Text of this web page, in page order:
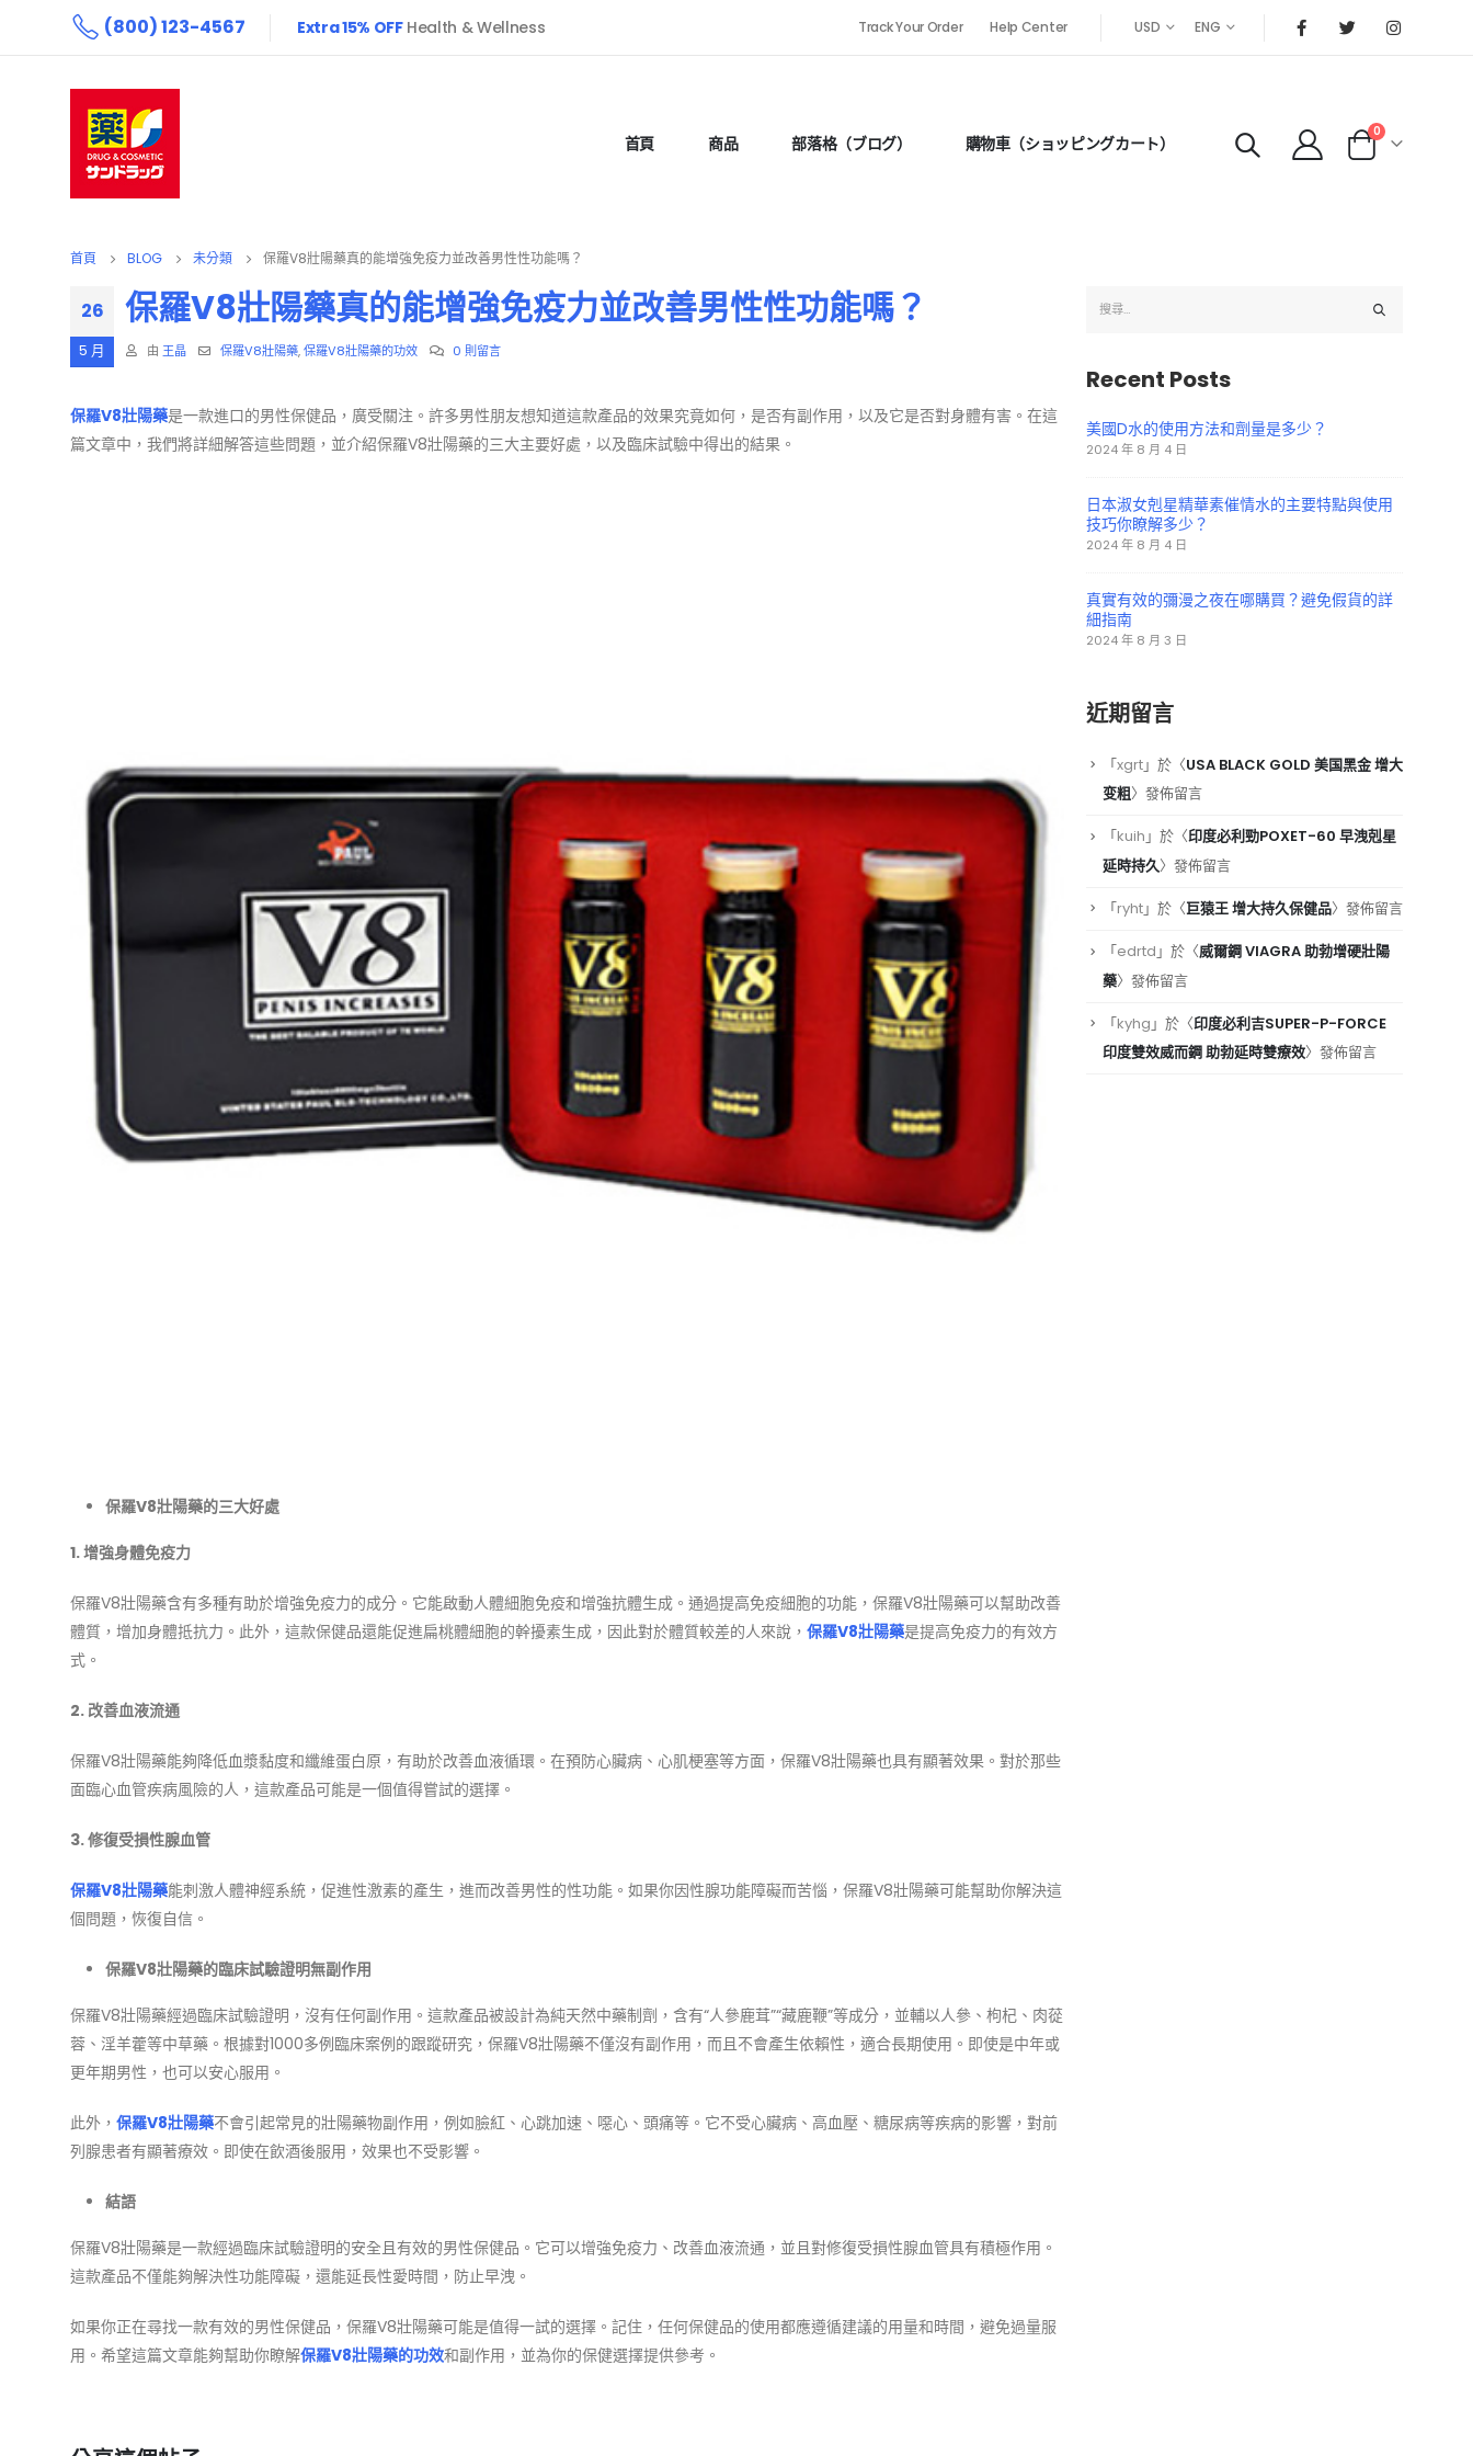
(800) 123-4567 Extra 15% OFFHealth & Wellness Track Your Order Help Center USD ENG
首頁 商品 部落格（ブログ） 購物車（ショッピングカート）
0
首頁 BLOG 未分類 保羅V8壯陽藥真的能增強免疫力並改善男性性功能嗎？
26
5 月
保羅V8壯陽藥真的能增強免疫力並改善男性性功能嗎？
由 王晶 保羅V8壯陽藥,保羅V8壯陽藥的功效 0 則留言
保羅V8壯陽藥是一款進口的男性保健品，廣受關注。許多男性朋友想知道這款產品的效果究竟如何，是否有副作用，以及它是否對身體有害。在這
篇文章中，我們將詳細解答這些問題，並介紹保羅V8壯陽藥的三大主要好處，以及臨床試驗中得出的結果。
保羅V8壯陽藥的三大好處
1. 增強身體免疫力
保羅V8壯陽藥含有多種有助於增強免疫力的成分。它能啟動人體細胞免疫和增強抗體生成。通過提高免疫細胞的功能，保羅V8壯陽藥可以幫助改善
體質，增加身體抵抗力。此外，這款保健品還能促進扁桃體細胞的幹擾素生成，因此對於體質較差的人來說， 保羅V8壯陽藥是提高免疫力的有效方
式。
2. 改善血液流通
保羅V8壯陽藥能夠降低血漿黏度和纖維蛋白原，有助於改善血液循環。在預防心臟病、心肌梗塞等方面，保羅V8壯陽藥也具有顯著效果。對於那些
面臨心血管疾病風險的人，這款產品可能是一個值得嘗試的選擇。
3. 修復受損性腺血管
保羅V8壯陽藥能刺激人體神經系統，促進性激素的產生，進而改善男性的性功能。如果你因性腺功能障礙而苦惱，保羅V8壯陽藥可能幫助你解決這
個問題，恢復自信。
保羅V8壯陽藥的臨床試驗證明無副作用
保羅V8壯陽藥經過臨床試驗證明，沒有任何副作用。這款產品被設計為純天然中藥制劑，含有“人參鹿茸”“藏鹿鞭”等成分，並輔以人參、枸杞、肉蓯
蓉、淫羊藿等中草藥。根據對1000多例臨床案例的跟蹤研究，保羅V8壯陽藥不僅沒有副作用，而且不會產生依賴性，適合長期使用。即使是中年或
更年期男性，也可以安心服用。
此外， 保羅V8壯陽藥不會引起常見的壯陽藥物副作用，例如臉紅、心跳加速、噁心、頭痛等。它不受心臟病、高血壓、糖尿病等疾病的影響，對前
列腺患者有顯著療效。即使在飲酒後服用，效果也不受影響。
結語
保羅V8壯陽藥是一款經過臨床試驗證明的安全且有效的男性保健品。它可以增強免疫力、改善血液流通，並且對修復受損性腺血管具有積極作用。
這款產品不僅能夠解決性功能障礙，還能延長性愛時間，防止早洩。
如果你正在尋找一款有效的男性保健品，保羅V8壯陽藥可能是值得一試的選擇。記住，任何保健品的使用都應遵循建議的用量和時間，避免過量服
用。希望這篇文章能夠幫助你瞭解保羅V8壯陽藥的功效和副作用，並為你的保健選擇提供參考。
Recent Posts
美國D水的使用方法和劑量是多少？
2024 年 8 月 4 日
日本淑女剋星精華素催情水的主要特點與使用
技巧你瞭解多少？
2024 年 8 月 4 日
真實有效的彌漫之夜在哪購買？避免假貨的詳
細指南
2024 年 8 月 3 日
近期留言
「xgrt」於〈USA BLACK GOLD 美国黑金 增大
变粗〉發佈留言
「kuih 」於〈印度必利勁POXET-60 早洩剋星
延時持久〉發佈留言
「ryht」於〈巨猿王 增大持久保健品〉發佈留言
「edrtd 」於〈威爾鋼 VIAGRA 助勃增硬壯陽
藥〉發佈留言
「kyhg 」於〈印度必利吉SUPER-P-FORCE
印度雙效威而鋼 助勃延時雙療效〉發佈留言